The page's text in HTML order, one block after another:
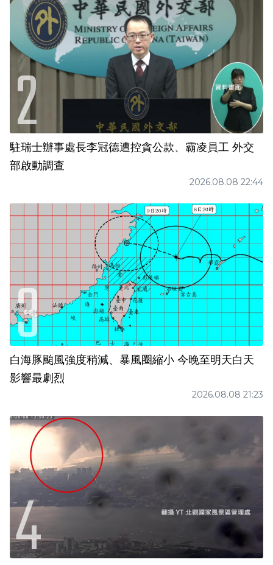
駐瑞士辦事處長李冠德遭控貪公款、霸凌員工 外交
部啟動調查
2026.08.08 22:44
白海豚颱風強度稍減、暴風圈縮小 今晚至明天白天
影響最劇烈
2026.08.08 21:23